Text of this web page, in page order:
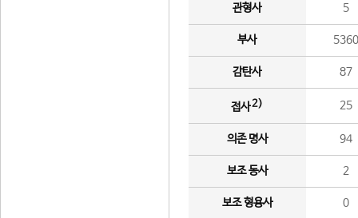
관형사 5
부사 5360
감탄사 87
접사2) 25
의존 명사 94
보조 동사 2
보조 형용사 0